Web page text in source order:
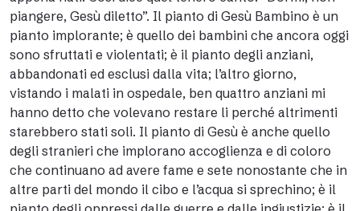
piangere, Gesù diletto”. Il pianto di Gesù Bambino è un
pianto implorante; è quello dei bambini che ancora oggi
sono sfruttati e violentati; è il pianto degli anziani,
abbandonati ed esclusi dalla vita; l’altro giorno,
vistando i malati in ospedale, ben quattro anziani mi
hanno detto che volevano restare li perché altrimenti
starebbero stati soli. Il pianto di Gesù è anche quello
degli stranieri che implorano accoglienza e di coloro
che continuano ad avere fame e sete nonostante che in
altre parti del mondo il cibo e l’acqua si sprechino; è il